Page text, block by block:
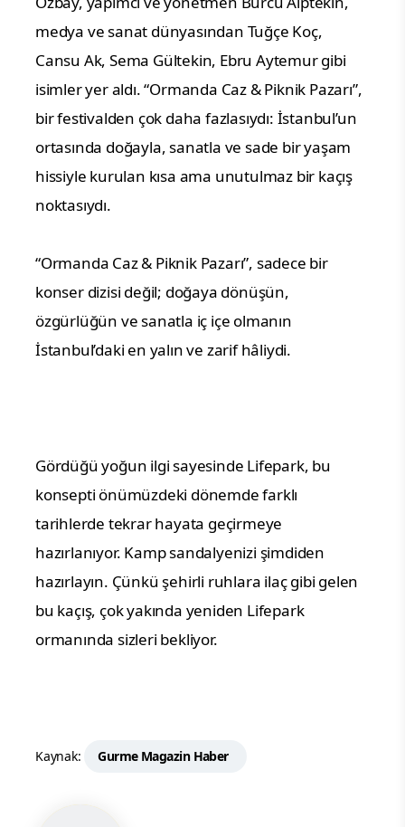
medya ve sanat dünyasından Tuğçe Koç,
Cansu Ak, Sema Gültekin, Ebru Aytemur gibi
isimler yer aldı. “Ormanda Caz & Piknik Pazarı”,
bir festivalden çok daha fazlasıydı: İstanbul’un
ortasında doğayla, sanatla ve sade bir yaşam
hissiyle kurulan kısa ama unutulmaz bir kaçış
noktasıydı.
“Ormanda Caz & Piknik Pazarı”, sadece bir
konser dizisi değil; doğaya dönüşün,
özgürlüğün ve sanatla iç içe olmanın
İstanbul’daki en yalın ve zarif hâliydi.
Gördüğü yoğun ilgi sayesinde Lifepark, bu
konsepti önümüzdeki dönemde farklı
tarihlerde tekrar hayata geçirmeye
hazırlanıyor. Kamp sandalyenizi şimdiden
hazırlayın. Çünkü şehirli ruhlara ilaç gibi gelen
bu kaçış, çok yakında yeniden Lifepark
ormanında sizleri bekliyor.
Kaynak: Gurme Magazin Haber